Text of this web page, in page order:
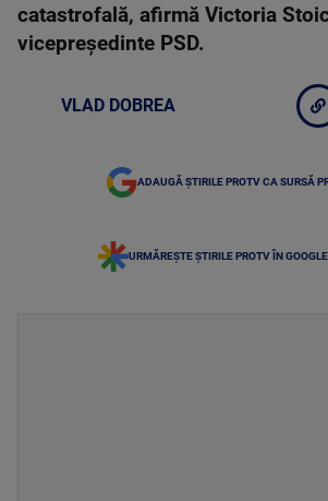
catastrofală, afirmă Victoria
vicepreşedinte PSD.
VLAD DOBREA
ADAUGĂ ȘTIRILE PROTV CA SURSĂ
URMĂREȘTE ȘTIRILE PROTV ÎN